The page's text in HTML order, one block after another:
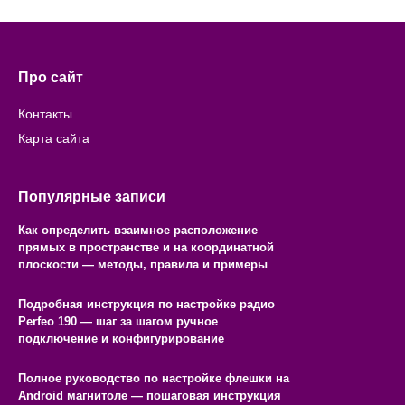
Про сайт
Контакты
Карта сайта
Популярные записи
Как определить взаимное расположение
прямых в пространстве и на координатной
плоскости — методы, правила и примеры
Подробная инструкция по настройке радио
Perfeo 190 — шаг за шагом ручное
подключение и конфигурирование
Полное руководство по настройке флешки на
Android магнитоле — пошаговая инструкция